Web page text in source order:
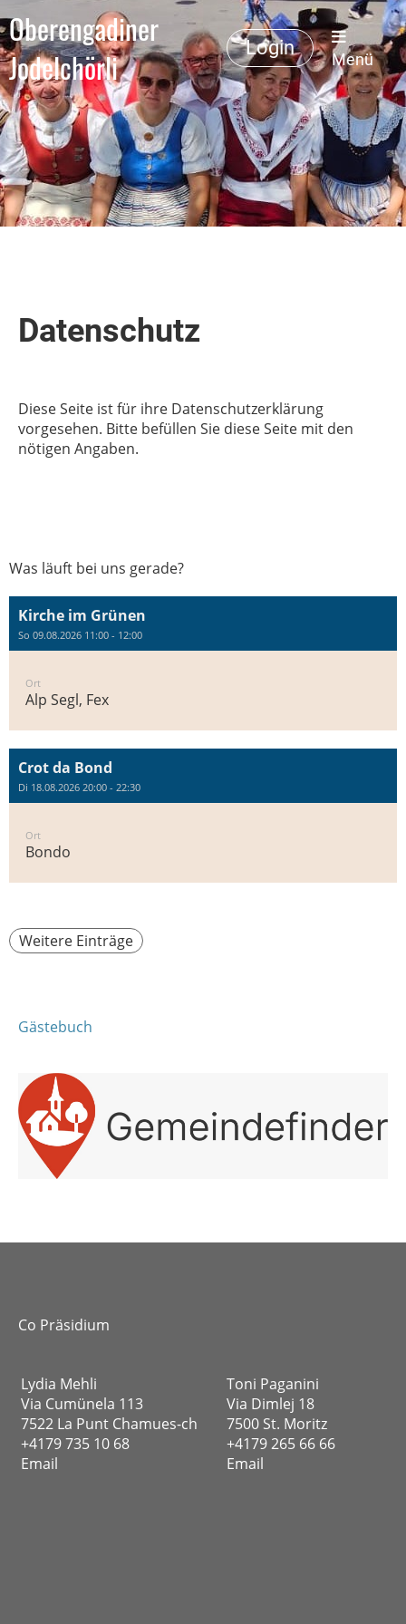
Oberengadiner
Jodelchörli
Login
Menü
Datenschutz
Diese Seite ist für ihre Datenschutzerklärung
vorgesehen. Bitte befüllen Sie diese Seite mit den
nötigen Angaben.
Was läuft bei uns gerade?
Kirche im Grünen
So 09.08.2026 11:00 - 12:00
Ort
Alp Segl, Fex
Crot da Bond
Di 18.08.2026 20:00 - 22:30
Ort
Bondo
Weitere Einträge
Gästebuch
Co Präsidium
Lydia Mehli
Via Cumünela 113
7522 La Punt Chamues-ch
+4179 735 10 68
Email
Toni Paganini
Via Dimlej 18
7500 St. Moritz
+4179 265 66 66
Email